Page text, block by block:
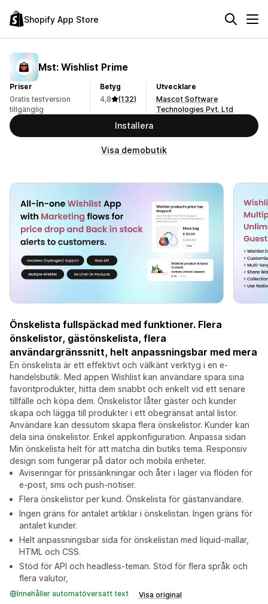
Shopify App Store
Mst: Wishlist Prime
Priser
Gratis testversion
tillgänglig
Betyg
4,8
(132)
Utvecklare
Mascot Software
Technologies Pvt. Ltd
Installera
Visa demobutik
Önskelista fullspäckad med funktioner. Flera
önskelistor, gästönskelista, flera
användargränssnitt, helt anpassningsbar med mera
En önskelista är ett effektivt och välkänt verktyg i en e-
handelsbutik. Med appen Wishlist kan användare spara sina
favoritprodukter, hitta dem snabbt och enkelt vid ett senare
tillfälle och köpa dem. Önskelistor låter gäster och kunder
skapa och lägga till produkter i ett obegränsat antal listor.
Användare kan dessutom skapa flera önskelistor. Kunder kan
dela sina önskelistor. Enkel appkonfiguration. Anpassa sidan
Min önskelista helt för att matcha din butiks tema. Responsiv
design som fungerar på dator och mobila enheter.
Aviseringar för prissänkningar och åter i lager via flöden för
e-post, sms och push-notiser.
Flera önskelistor per kund. Önskelista för gästanvändare.
Ingen gräns för antalet artiklar i önskelistan. Ingen gräns för
antalet kunder.
Helt anpassningsbar sida för önskelistan med liquid-mallar,
HTML och CSS.
Stöd för API och headless-teman. Stöd för flera språk och
flera valutor,
Innehåller automatöversatt text Visa original